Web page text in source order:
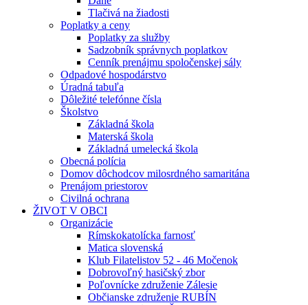
Tlačivá na žiadosti
Poplatky a ceny
Poplatky za služby
Sadzobník správnych poplatkov
Cenník prenájmu spoločenskej sály
Odpadové hospodárstvo
Úradná tabuľa
Dôležité telefónne čísla
Školstvo
Základná škola
Materská škola
Základná umelecká škola
Obecná polícia
Domov dôchodcov milosrdného samaritána
Prenájom priestorov
Civilná ochrana
ŽIVOT V OBCI
Organizácie
Rímskokatolícka farnosť
Matica slovenská
Klub Filatelistov 52 - 46 Močenok
Dobrovoľný hasičský zbor
Poľovnícke združenie Zálesie
Občianske združenie RUBÍN